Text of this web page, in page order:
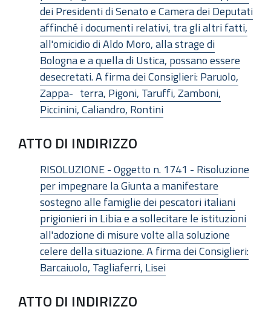
dei Presidenti di Senato e Camera dei Deputati
affinché i documenti relativi, tra gli altri fatti,
all'omicidio di Aldo Moro, alla strage di
Bologna e a quella di Ustica, possano essere
desecretati. A firma dei Consiglieri: Paruolo,
Zappa- terra, Pigoni, Taruffi, Zamboni,
Piccinini, Caliandro, Rontini
ATTO DI INDIRIZZO
RISOLUZIONE - Oggetto n. 1741 - Risoluzione
per impegnare la Giunta a manifestare
sostegno alle famiglie dei pescatori italiani
prigionieri in Libia e a sollecitare le istituzioni
all'adozione di misure volte alla soluzione
celere della situazione. A firma dei Consiglieri:
Barcaiuolo, Tagliaferri, Lisei
ATTO DI INDIRIZZO